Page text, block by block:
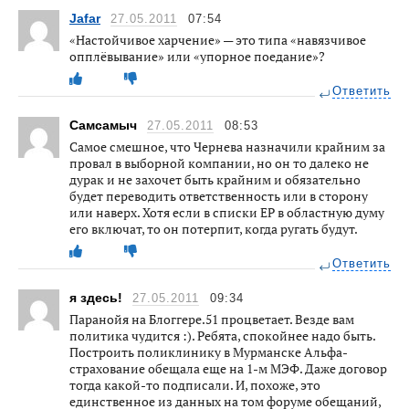
Jafar 27.05.2011 07:54
«Настойчивое харчение» — это типа «навязчивое
опплёвывание» или «упорное поедание»?
Ответить
Самсамыч 27.05.2011 08:53
Самое смешное, что Чернева назначили крайним за
провал в выборной компании, но он то далеко не
дурак и не захочет быть крайним и обязательно
будет переводить ответственность или в сторону
или наверх. Хотя если в списки ЕР в областную думу
его включат, то он потерпит, когда ругать будут.
Ответить
я здесь! 27.05.2011 09:34
Паранойя на Блоггере.51 процветает. Везде вам
политика чудится :). Ребята, спокойнее надо быть.
Построить поликлинику в Мурманске Альфа-
страхование обещала еще на 1-м МЭФ. Даже договор
тогда какой-то подписали. И, похоже, это
единственное из данных на том форуме обещаний,